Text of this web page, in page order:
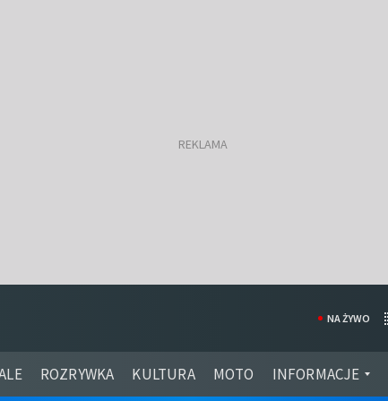
ROZRYWKA KULTURA MOTO INFORMACJE
NA ŻYWO